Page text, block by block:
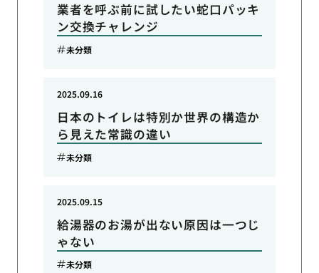
業者を呼ぶ前に試したい蛇口パッキ
ン交換チャレンジ
未分類
日本のトイレは特別か世界の構造か
ら見えた常識の違い
2025.09.16
未分類
給湯器のお湯が出ない原因は一つじ
ゃない
2025.09.15
未分類